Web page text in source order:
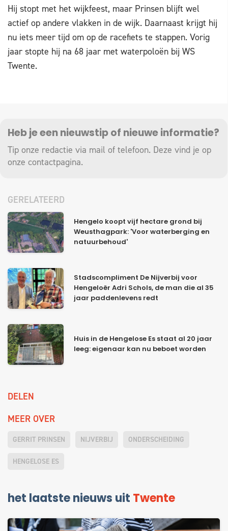
Hij stopt met het wijkfeest, maar Prinsen blijft wel
actief op andere vlakken in de wijk. Daarnaast krijgt hij
nu iets meer tijd om op de racefiets te stappen. Vorig
jaar stopte hij na 68 jaar met waterpoloën bij WS
Twente.
Heb je een nieuwstip of nieuwe informatie?
Tip onze redactie via mail of telefoon. Deze vind je op
onze contactpagina.
GERELATEERD
Hengelo koopt vijf hectare grond bij
Weusthagpark: 'Voor waterberging en
natuurbehoud'
Stadscompliment De Nijverbij voor
Hengeloër Adri Schols, de man die al 35
jaar paddenlevens redt
Huis in de Hengelose Es staat al 20 jaar
leeg: eigenaar kan nu beboet worden
DELEN
MEER OVER
GERRIT PRINSEN NIJVERBIJ ONDERSCHEIDING
HENGELOSE ES
het laatste nieuws uit Twente